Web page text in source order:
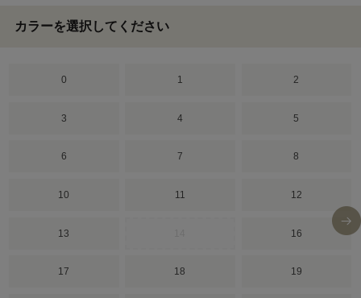
カラーを選択してください
0 1 2
3 4 5
6 7 8
10 11 12
13 16
17 18 19